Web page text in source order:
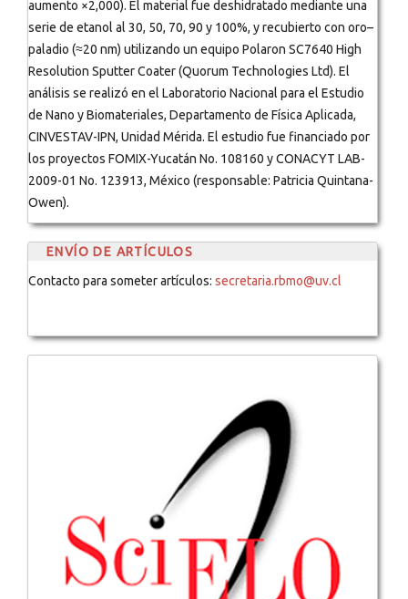
aumento ×2,000). El material fue deshidratado mediante una
serie de etanol al 30, 50, 70, 90 y 100%, y recubierto con oro–
paladio (≈20 nm) utilizando un equipo Polaron SC7640 High
Resolution Sputter Coater (Quorum Technologies Ltd). El
análisis se realizó en el Laboratorio Nacional para el Estudio
de Nano y Biomateriales, Departamento de Física Aplicada,
CINVESTAV-IPN, Unidad Mérida. El estudio fue financiado por
los proyectos FOMIX-Yucatán No. 108160 y CONACYT LAB-
2009-01 No. 123913, México (responsable: Patricia Quintana-
Owen).
ENVÍO DE ARTÍCULOS
Contacto para someter artículos: secretaria.rbmo@uv.cl